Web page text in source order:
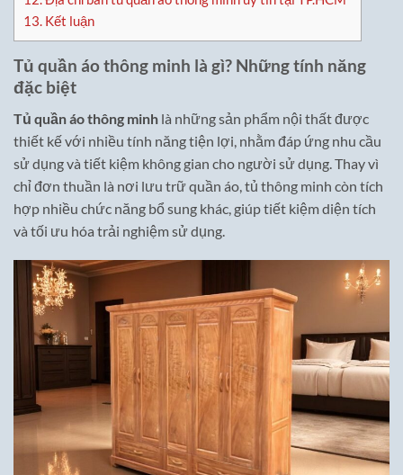
13. Kết luận
Tủ quần áo thông minh là gì? Những tính năng
đặc biệt
Tủ quần áo thông minh là những sản phẩm nội thất được
thiết kế với nhiều tính năng tiện lợi, nhằm đáp ứng nhu cầu
sử dụng và tiết kiệm không gian cho người sử dụng. Thay vì
chỉ đơn thuần là nơi lưu trữ quần áo, tủ thông minh còn tích
hợp nhiều chức năng bổ sung khác, giúp tiết kiệm diện tích
và tối ưu hóa trải nghiệm sử dụng.